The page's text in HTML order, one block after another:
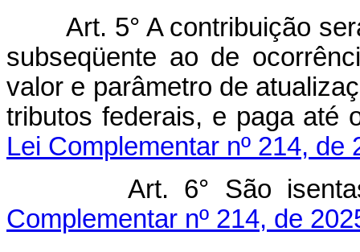
Art. 5° A contribuição
subseqüente ao de
valor e parâmetro de
tributos federais, e paga
Lei Complementar nº 214, de
Art. 6° São
Complementar nº 214, de